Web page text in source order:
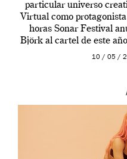
particular universo
Virtual como
horas Sonar Festival
Björk al cartel de este
en una de las10 / 05 /